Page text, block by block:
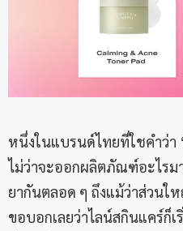
หนึ่งในแบรนด์ไทยที่ใชคำว่า
ไม่ว่าจะออกผลิตภัณฑ์อะไรม
ยากันตลอด ๆ ถึงแม้ว่าส่วนใ
ขอบอกเลยว่าไลน์สกินแคร์ก็